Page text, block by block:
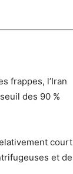
frappes, l’Iran
des 90 %
court
et de